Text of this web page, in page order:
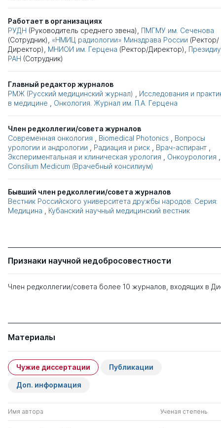
Работает в организациях
РУДН (Руководитель среднего звена), ПМГМУ им. Сеченова
(Сотрудник), «НМИЦ радиологии» Минздрава России (Ректор/
Директор), МНИОИ им. Герцена (Ректор/Директор),
РАН (Сотрудник)
Главный редактор журналов
РМЖ (Русский медицинский журнал)
Исследования и
в медицине
Онкология. Журнал им. П.А. Герцена
Член редколлегии/совета журналов
Современная онкология
Biomedical Photonics
Вопросы
урологии и андрологии
Радиация и риск Врач-аспирант
Экспериментальная и клиническая урология
Онкоурология
Consilium Medicum (Врачебный консилиум)
Бывший член редколлегии/совета журналов
Вестник Российского университета дружбы народов. Серия:
Медицина
Кубанский научный медицинский вестник
Признаки научной недобросовестности
Член редколлегии/совета более 10 журналов, входящих в
Материалы
Чужие диссертации Публикации
Доп. информация
Имя автора Ученая степень